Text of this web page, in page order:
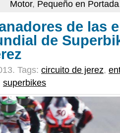
Motor, Pequeño en Portada
de las
de
Tags: circuito de jerez,
superbikes